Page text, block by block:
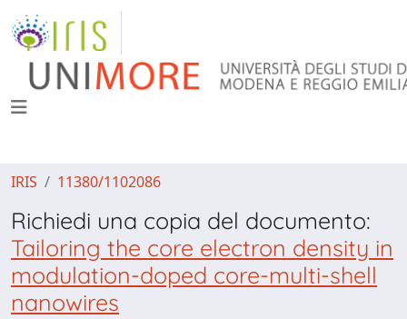
IRIS 11380/1102086
Richiedi una copia del documento:
Tailoring the core electron density in
modulation-doped core-multi-shell
nanowires